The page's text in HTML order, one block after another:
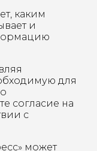
каким
и
для
согласие на
с
может